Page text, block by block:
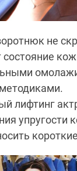
не
лифтинг
упругости